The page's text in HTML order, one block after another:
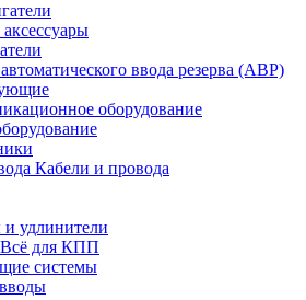
ввода резерва (АВР)
оборудование
Кабели и провода
удлинители
Всё для КПП
системы